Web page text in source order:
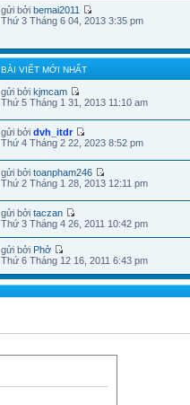
gửi bởibemai2011
Thứ 3 Tháng 6 04, 2013 3:35 pm
BÀI VIẾT MỚI NHẤT
gửi bởikjmcam
Thứ 5 Tháng 1 31, 2013 11:10 am
gửi bởidvh_itdr
Thứ 4 Tháng 2 22, 2023 8:52 pm
gửi bởitoanpham246
Thứ 2 Tháng 1 28, 2013 12:11 pm
gửi bởitaczan
Thứ 3 Tháng 4 26, 2011 10:42 pm
gửi bởi Phở
Thứ 6 Tháng 12 16, 2011 6:43 pm